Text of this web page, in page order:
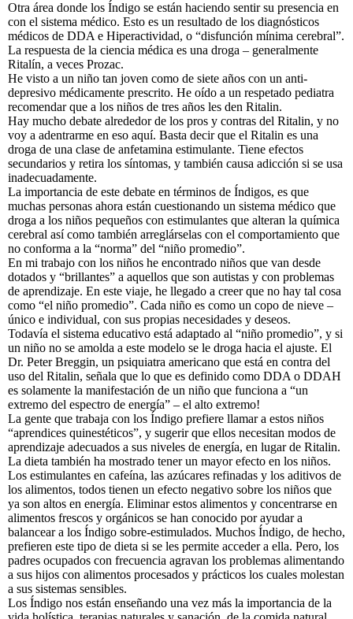
Otra área donde los Índigo se están haciendo sentir su presencia en
con el sistema médico. Esto es un resultado de los diagnósticos
médicos de DDA e Hiperactividad, o “disfunción mínima cerebral”.
La respuesta de la ciencia médica es una droga – generalmente
Ritalín, a veces Prozac.
He visto a un niño tan joven como de siete años con un anti-
depresivo médicamente prescrito. He oído a un respetado pediatra
recomendar que a los niños de tres años les den Ritalin.
Hay mucho debate alrededor de los pros y contras del Ritalin, y no
voy a adentrarme en eso aquí. Basta decir que el Ritalin es una
droga de una clase de anfetamina estimulante. Tiene efectos
secundarios y retira los síntomas, y también causa adicción si se usa
inadecuadamente.
La importancia de este debate en términos de Índigos, es que
muchas personas ahora están cuestionando un sistema médico que
droga a los niños pequeños con estimulantes que alteran la química
cerebral así como también arreglárselas con el comportamiento que
no conforma a la “norma” del “niño promedio”.
En mi trabajo con los niños he encontrado niños que van desde
dotados y “brillantes” a aquellos que son autistas y con problemas
de aprendizaje. En este viaje, he llegado a creer que no hay tal cosa
como “el niño promedio”. Cada niño es como un copo de nieve –
único e individual, con sus propias necesidades y deseos.
Todavía el sistema educativo está adaptado al “niño promedio”, y si
un niño no se amolda a este modelo se le droga hacia el ajuste. El
Dr. Peter Breggin, un psiquiatra americano que está en contra del
uso del Ritalin, señala que lo que es definido como DDA o DDAH
es solamente la manifestación de un niño que funciona a “un
extremo del espectro de energía” – el alto extremo!
La gente que trabaja con los Índigo prefiere llamar a estos niños
“aprendices quinestéticos”, y sugerir que ellos necesitan modos de
aprendizaje adecuados a sus niveles de energía, en lugar de Ritalin.
La dieta también ha mostrado tener un mayor efecto en los niños.
Los estimulantes en cafeína, las azúcares refinadas y los aditivos de
los alimentos, todos tienen un efecto negativo sobre los niños que
ya son altos en energía. Eliminar estos alimentos y concentrarse en
alimentos frescos y orgánicos se han conocido por ayudar a
balancear a los Índigo sobre-estimulados. Muchos Índigo, de hecho,
prefieren este tipo de dieta si se les permite acceder a ella. Pero, los
padres ocupados con frecuencia agravan los problemas alimentando
a sus hijos con alimentos procesados y prácticos los cuales molestan
a sus sistemas sensibles.
Los Índigo nos están enseñando una vez más la importancia de la